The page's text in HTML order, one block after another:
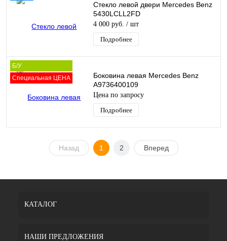
Стекло левой двери Mercedes Benz
5430LCLL2FD
4 000 руб. / шт
Подробнее
Б/У
Специальная ЦЕНА
Боковина левая Mercedes Benz
A9736400109
Цена по запросу
Подробнее
Назад 1 2 Вперед
КАТАЛОГ
НАШИ ПРЕДЛОЖЕНИЯ